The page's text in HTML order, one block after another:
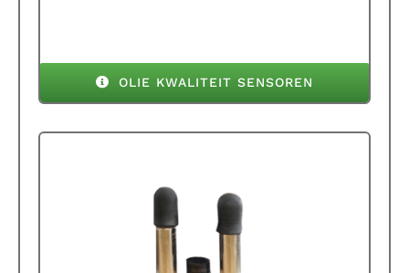
OLIE KWALITEIT SENSOREN